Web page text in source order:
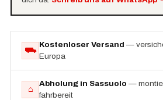
⛟
Kostenloser Versand —
Europa
⌂
Abholung in Sassuolo —
fahrbereit